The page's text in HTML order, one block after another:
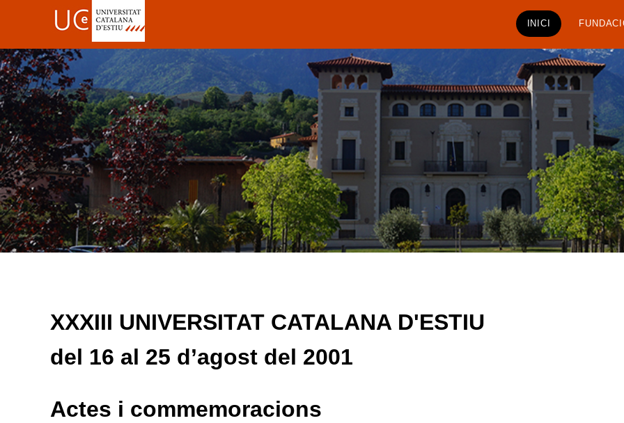
INICI
XXXIII UNIVERSITAT CATALANA D'ESTIU
del 16 al 25 d’agost del 2001
Actes i commemoracions